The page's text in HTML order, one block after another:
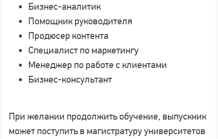
Бизнес-аналитик
Помощник руководителя
Продюсер контента
Специалист по маркетингу
Менеджер по работе с клиентами
Бизнес-консультант
При желании продолжить обучение, выпускник
может поступить в магистратуру университетов